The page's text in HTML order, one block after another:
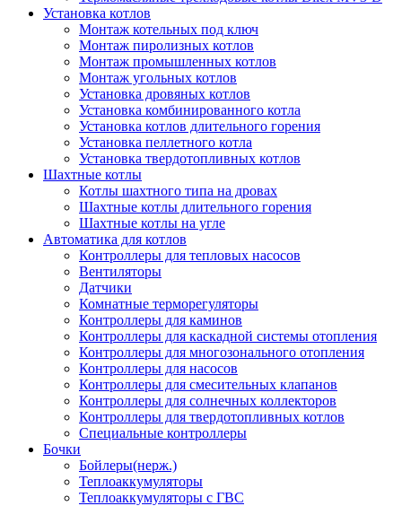
Установка котлов
Монтаж котельных под ключ
Монтаж пиролизных котлов
Монтаж промышленных котлов
Монтаж угольных котлов
Установка дровяных котлов
Установка комбинированного котла
Установка котлов длительного горения
Установка пеллетного котла
Установка твердотопливных котлов
Шахтные котлы
Котлы шахтного типа на дровах
Шахтные котлы длительного горения
Шахтные котлы на угле
Автоматика для котлов
Контроллеры для тепловых насосов
Вентиляторы
Датчики
Комнатные терморегуляторы
Контроллеры для каминов
Контроллеры для каскадной системы отопления
Контроллеры для многозонального отопления
Контроллеры для насосов
Контроллеры для смесительных клапанов
Контроллеры для солнечных коллекторов
Контроллеры для твердотопливных котлов
Специальные контроллеры
Бочки
Бойлеры(нерж.)
Теплоаккумуляторы
Теплоаккумуляторы с ГВС